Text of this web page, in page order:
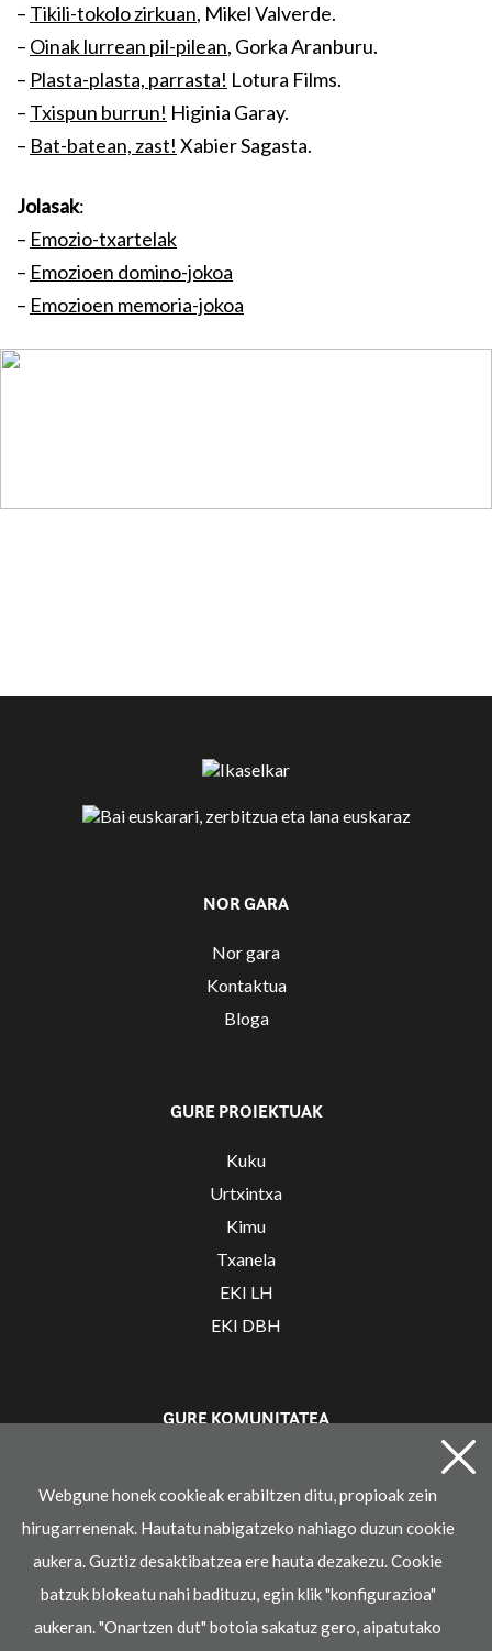
– Tikili-tokolo zirkuan, Mikel Valverde.
– Oinak lurrean pil-pilean, Gorka Aranburu.
– Plasta-plasta, parrasta! Lotura Films.
– Txispun burrun! Higinia Garay.
– Bat-batean, zast! Xabier Sagasta.
Jolasak:
– Emozio-txartelak
– Emozioen domino-jokoa
– Emozioen memoria-jokoa
NOR GARA
Nor gara
Kontaktua
Bloga
GURE PROIEKTUAK
Kuku
Urtxintxa
Kimu
Txanela
EKI LH
EKI DBH
GURE KOMUNITATEA
Webgune honek cookieak erabiltzen ditu, propioak zein
hirugarrenenak. Hautatu nabigatzeko nahiago duzun cookie
aukera. Guztiz desaktibatzea ere hauta dezakezu. Cookie
batzuk blokeatu nahi badituzu, egin klik "konfigurazioa"
aukeran. "Onartzen dut" botoia sakatuz gero, aipatutako